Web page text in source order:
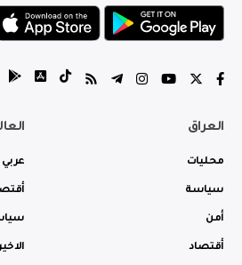
العراق
محليات
سياسة
أمن
أقتصاد